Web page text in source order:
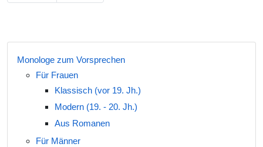
Monologe zum Vorsprechen
Für Frauen
Klassisch (vor 19. Jh.)
Modern (19. - 20. Jh.)
Aus Romanen
Für Männer